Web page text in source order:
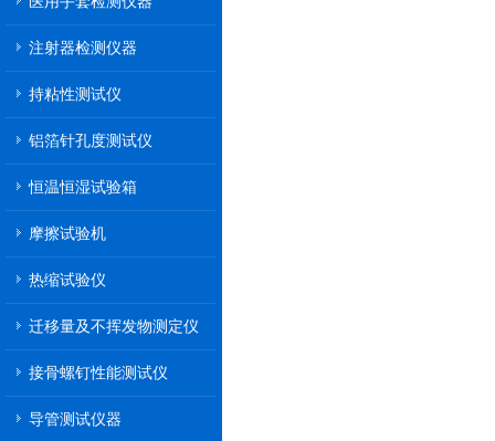
注射器检测仪器
持粘性测试仪
铝箔针孔度测试仪
恒温恒湿试验箱
摩擦试验机
热缩试验仪
迁移量及不挥发物测定仪
接骨螺钉性能测试仪
导管测试仪器